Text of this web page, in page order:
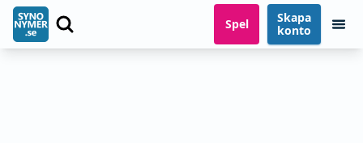
Spel
Skapa
konto